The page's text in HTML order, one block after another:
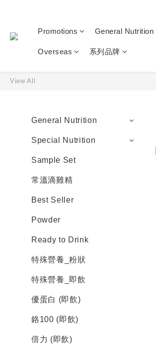
Promotions General Nutrition
Overseas 系列品牌
View All
General Nutrition
Special Nutrition
Sample Set
常溫滴雞精
Best Seller
Powder
Ready to Drink
特殊營養_粉狀
特殊營養_即飲
優蛋白 (即飲)
鉻100 (即飲)
倍力 (即飲)